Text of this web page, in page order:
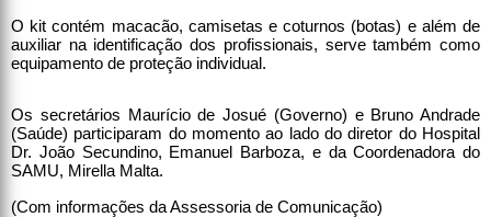
O kit contém macacão, camisetas e coturnos (botas) e além de
auxiliar na identificação dos profissionais, serve também como
equipamento de proteção individual.
Os secretários Maurício de Josué (Governo) e Bruno Andrade
(Saúde) participaram do momento ao lado do diretor do Hospital
Dr. João Secundino, Emanuel Barboza, e da Coordenadora do
SAMU, Mirella Malta.
(Com informações da Assessoria de Comunicação)